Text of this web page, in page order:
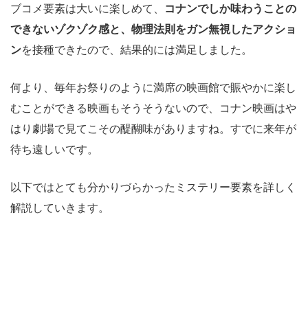
ブコメ要素は大いに楽しめて、 コナンでしか味わうことの
できないゾクゾク感と、物理法則をガン無視したアクショ
ンを接種できたので、結果的には満足しました。
何より、毎年お祭りのように満席の映画館で賑やかに楽し
むことができる映画もそうそうないので、コナン映画はや
はり劇場で見てこその醍醐味がありますね。すでに来年が
待ち遠しいです。
以下ではとても分かりづらかったミステリー要素を詳しく
解説していきます。